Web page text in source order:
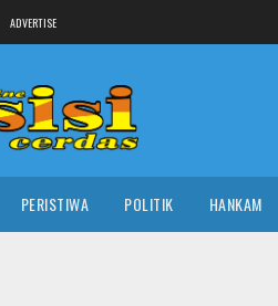
ADVERTISE
PERISTIWA POLITIK HANKAM